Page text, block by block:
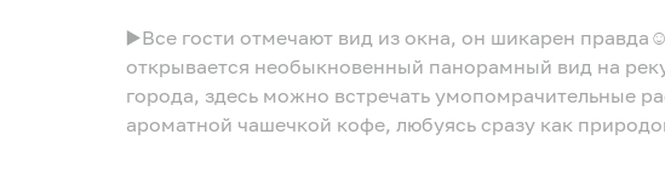
▶️Все гости отмечают вид из окна, он шикарен
открывается необыкновенный панорамный вид на
города, здесь можно встречать умопомрачительные
ароматной чашечкой кофе, любуясь сразу как